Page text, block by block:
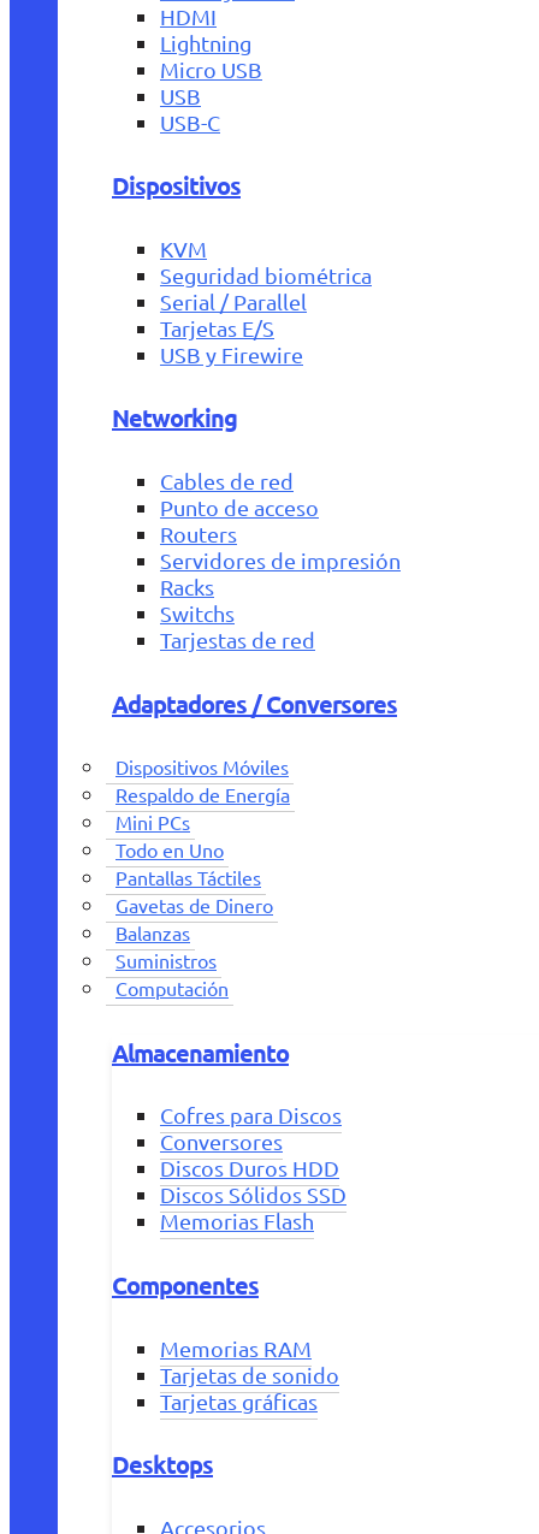
HDMI
Lightning
Micro USB
USB
USB-C
Dispositivos
KVM
Seguridad biométrica
Serial / Parallel
Tarjetas E/S
USB y Firewire
Networking
Cables de red
Punto de acceso
Routers
Servidores de impresión
Racks
Switchs
Tarjestas de red
Adaptadores / Conversores
Dispositivos Móviles
Respaldo de Energía
Mini PCs
Todo en Uno
Pantallas Táctiles
Gavetas de Dinero
Balanzas
Suministros
Computación
Almacenamiento
Cofres para Discos
Conversores
Discos Duros HDD
Discos Sólidos SSD
Memorias Flash
Componentes
Memorias RAM
Tarjetas de sonido
Tarjetas gráficas
Desktops
Accesorios